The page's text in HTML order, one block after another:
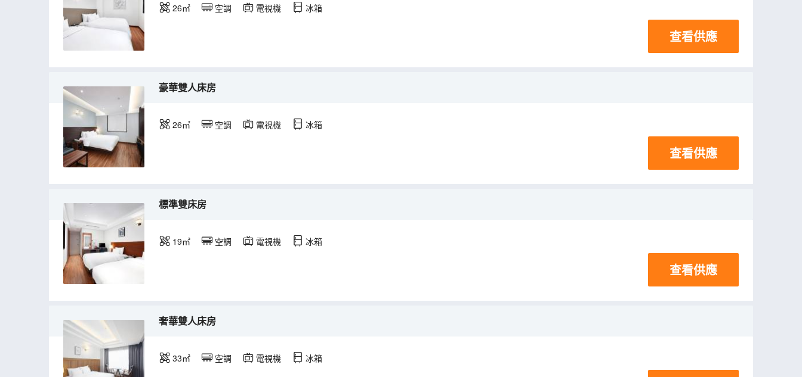
26㎡ 空調 電視機 冰箱
查看供應
豪華雙人床房
26㎡ 空調 電視機 冰箱
查看供應
標準雙床房
19㎡ 空調 電視機 冰箱
查看供應
奢華雙人床房
33㎡ 空調 電視機 冰箱